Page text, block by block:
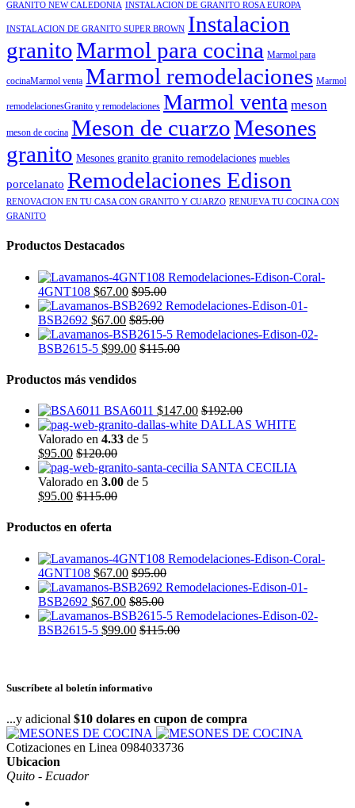
GRANITO NEW CALEDONIA INSTALACION DE GRANITO ROSA EUROPA
INSTALACION DE GRANITO SUPER BROWN Instalacion
granitoMarmol para cocina Marmol para
cocinaMarmol venta Marmol remodelaciones Marmol
remodelacionesGranito y remodelaciones Marmol venta meson
meson de cocina Meson de cuarzoMesones
granito Mesones granito granito remodelaciones muebles
porcelanato Remodelaciones Edison
RENOVACION EN TU CASA CON GRANITO Y CUARZO RENUEVA TU COCINA CON
GRANITO
Productos Destacados
4GNT108 $67.00 $95.00
BSB2692 $67.00 $85.00
BSB2615-5 $99.00 $115.00
Productos más vendidos
BSA6011 $147.00 $192.00
DALLAS WHITE
Valorado en 4.33 de 5
$95.00 $120.00
SANTA CECILIA
Valorado en 3.00 de 5
$95.00 $115.00
Productos en oferta
4GNT108 $67.00 $95.00
BSB2692 $67.00 $85.00
BSB2615-5 $99.00 $115.00
Suscríbete al boletín informativo
...y adicional $10 dolares en cupon de compra
Cotizaciones en Linea 0984033736
Ubicacion
Quito - Ecuador